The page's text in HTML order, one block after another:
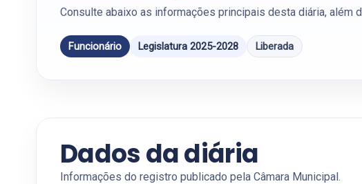
Consulte abaixo as informações principais desta diária,
Funcionário Legislatura 2025-2028 Liberada
Dados da diária
Informações do registro publicado pela Câmara Municipal.